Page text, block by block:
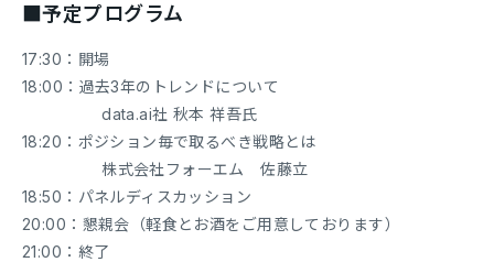
■予定プログラム
17:30：開場
18:00：過去3年のトレンドについて
data.ai社 秋本 祥吾氏
18:20：ポジション毎で取るべき戦略とは
株式会社フォーエム 佐藤立
18:50：パネルディスカッション
20:00：懇親会（軽食とお酒をご用意しております）
21:00：終了